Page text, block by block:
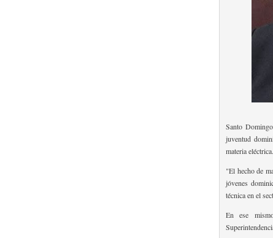
Santo
juventud
materia eléctrica.
"El hecho de
jóvenes
técnica en el
En ese